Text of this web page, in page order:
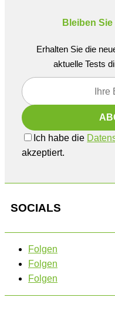
Bleiben
Erhalten Sie die
aktuelle Tests
Ich habe die
akzeptiert.
SOCIALS
Folgen
Folgen
Folgen